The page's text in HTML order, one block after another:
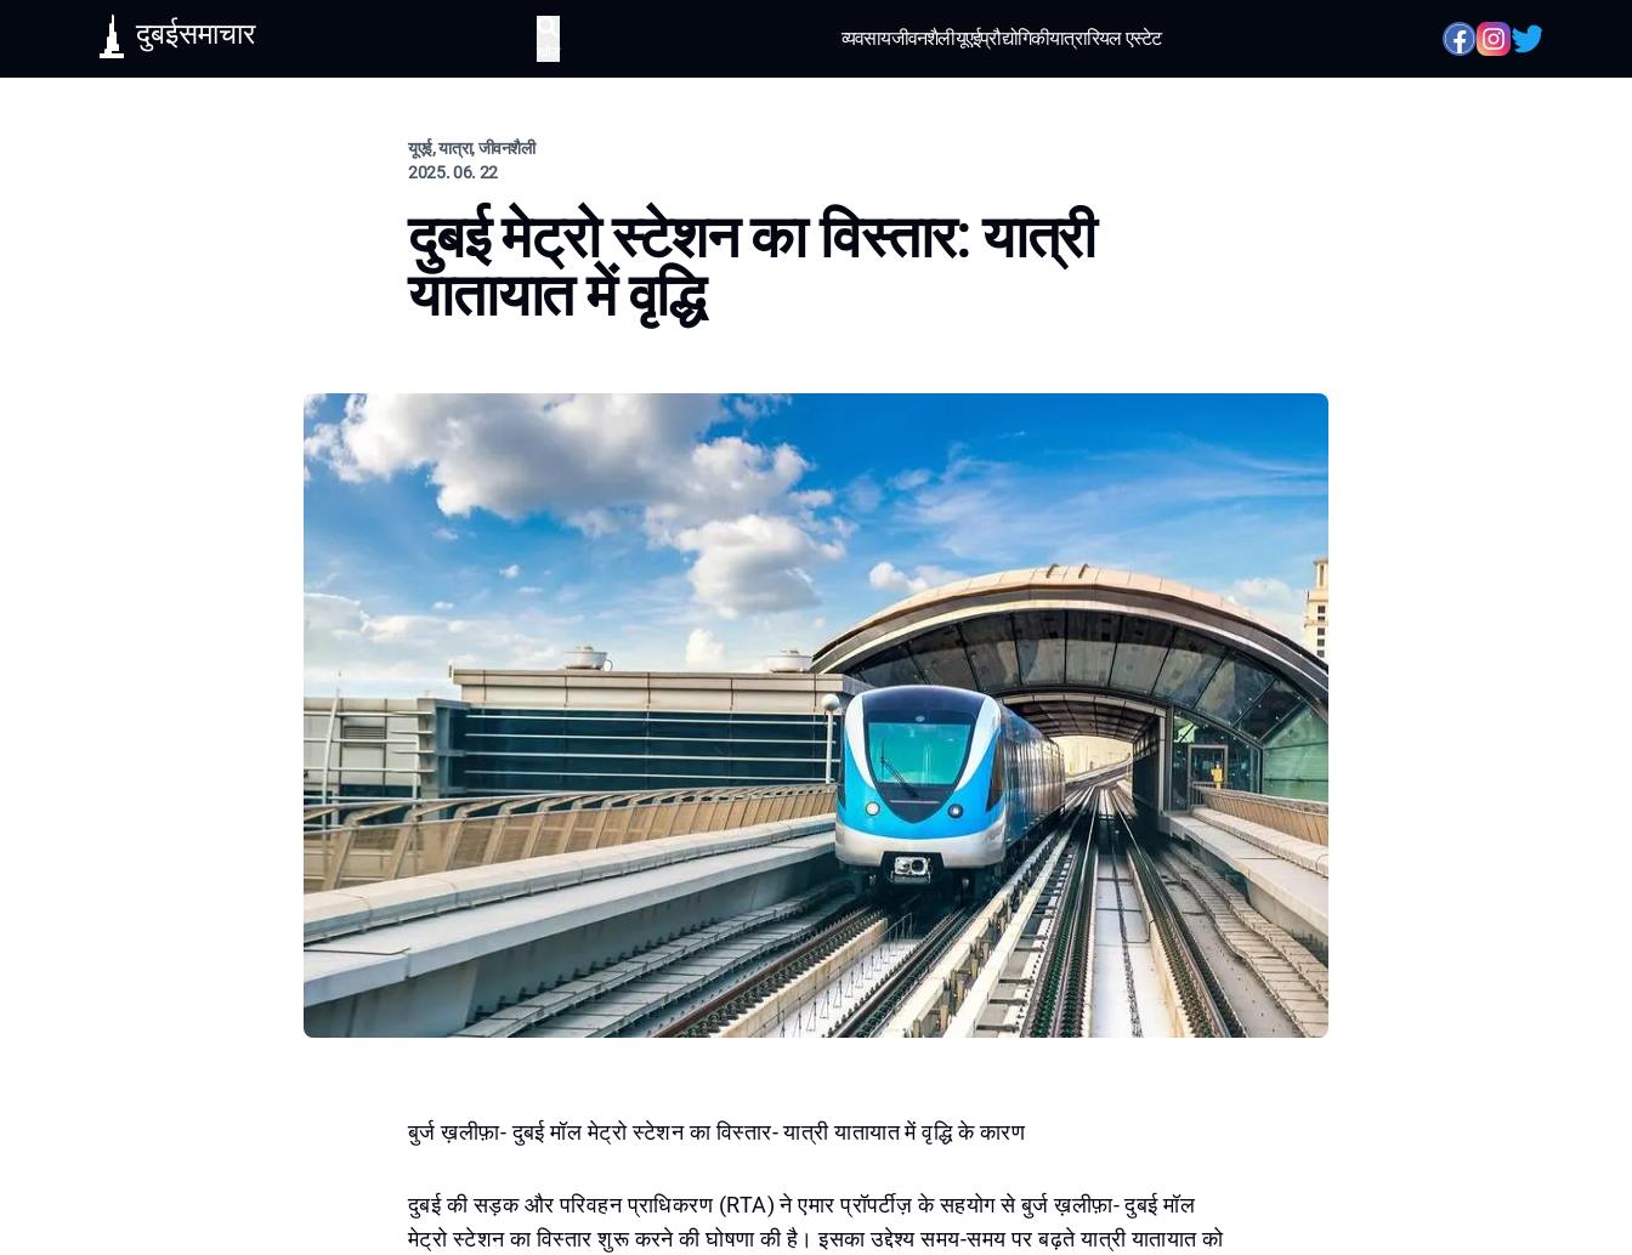
दुबईसमाचार व्यवसायजीवनशैलीयूएईप्रौद्योगिकीयात्रारियल एस्टेट
यूएई, यात्रा, जीवनशैली
2025. 06. 22
दुबई मेट्रो स्टेशन का विस्तार: यात्री
यातायात में वृद्धि
बुर्ज ख़लीफ़ा- दुबई मॉल मेट्रो स्टेशन का विस्तार- यात्री यातायात में वृद्धि के कारण
दुबई की सड़क और परिवहन प्राधिकरण (RTA) ने एमार प्रॉपर्टीज़ के सहयोग से बुर्ज ख़लीफ़ा- दुबई मॉल
मेट्रो स्टेशन का विस्तार शुरू करने की घोषणा की है। इसका उद्देश्य समय-समय पर बढ़ते यात्री यातायात को